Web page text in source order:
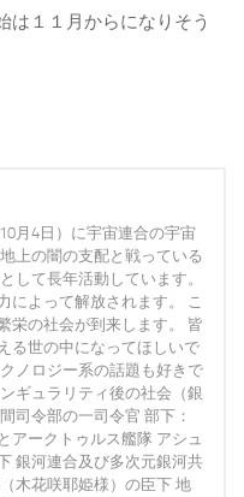
は１１月からになりそう
月4日）に宇宙連合の宇宙
上の闇の支配と戦っている
して長年活動しています。
によって解放されます。 こ
栄の社会が到来します。 皆
る世の中になってほしいで
ノロジー系の話題も好きで
ギュラリティ後の社会（銀
司令部の一司令官 部下：
アークトゥルス艦隊 アシュ
銀河連合及び多次元銀河共
木花咲耶姫様）の臣下 地